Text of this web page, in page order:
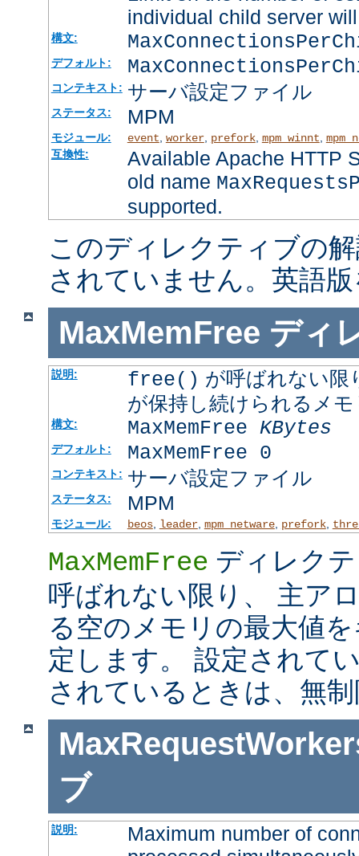
individual child server
構文:
デフォルト:
コンテキスト: サーバ設定ファイル
ステータス: MPM
モジュール: event worker, prefork, mpm_winnt
互換性:
Available Apache HTTP
old name
supported.
このディレクティブの
されていません。英語
MaxMemFree ディ
説明: free() が呼ばれない限
が保持し続けられるメ
構文: MaxMemFree KBytes
デフォルト: MaxMemFree 0
コンテキスト: サーバ設定ファイル
ステータス: MPM
モジュール: beos, leader, mpm_netware, prefork,
MaxMemFree ディレク
呼ばれない限り、 主ア
る空のメモリの最大値
定します。 設定されて
されているときは、無
ブ
説明:
Maximum number of